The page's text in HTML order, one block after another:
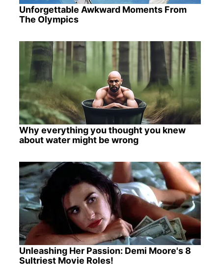
Unforgettable Awkward Moments From
The Olympics
Why everything you thought you knew
about water might be wrong
Unleashing Her Passion: Demi Moore's 8
Sultriest Movie Roles!